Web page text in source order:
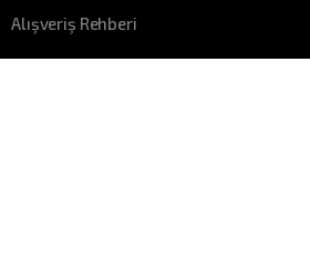
Alışveriş Rehberi